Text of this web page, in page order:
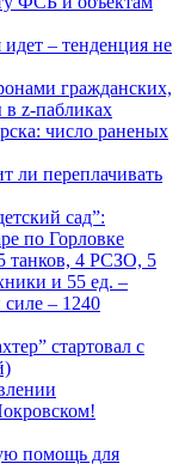
– тенденция не
гражданских,
z-пабликах
число раненых
ли переплачивать
сад”:
по Горловке
танков, 4 РСЗО, 5
и 55 ед. –
– 1240
стартовал с
помощь для